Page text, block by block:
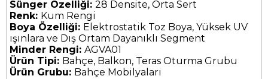
Sünger Özelliği: 28 Densite, Orta Sert
Renk: Kum Rengi
Boya Özelliği: Elektrostatik Toz Boya, Yüksek UV
ışınlara ve Dış Ortam Dayanıklı Segment
Minder Rengi: AGVA01
Ürün Tipi: Bahçe, Balkon, Teras Oturma Grubu
Ürün Grubu: Bahçe Mobilyaları